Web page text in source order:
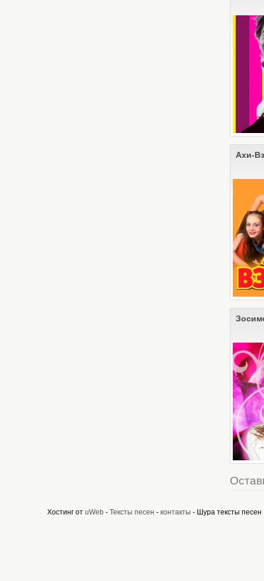
Ахи-
Хостинг от uWeb - Тексты песен - контакты - Шура тексты песен